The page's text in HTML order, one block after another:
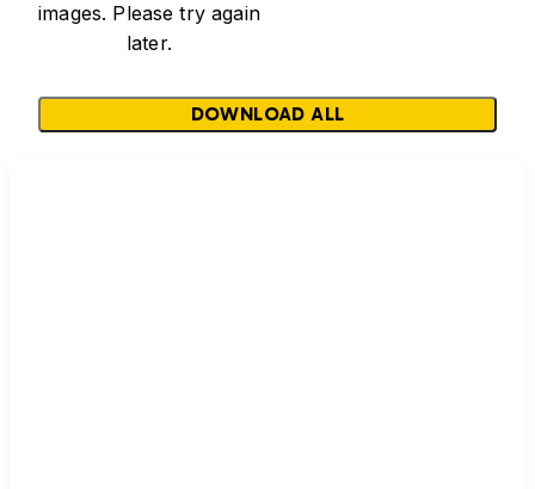
images. Please try again
later.
DOWNLOAD ALL